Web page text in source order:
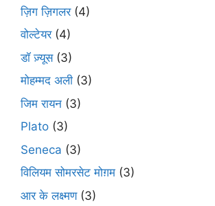
ज़िग ज़िगलर(4)
वोल्टेयर(4)
डॉ ज़्यूस(3)
मोहम्मद अली (3)
जिम रायन (3)
Plato (3)
Seneca (3)
विलियम सोमरसेट मोग़म (3)
आर के लक्ष्मण(3)